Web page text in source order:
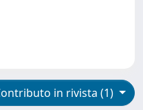
in rivista (1)